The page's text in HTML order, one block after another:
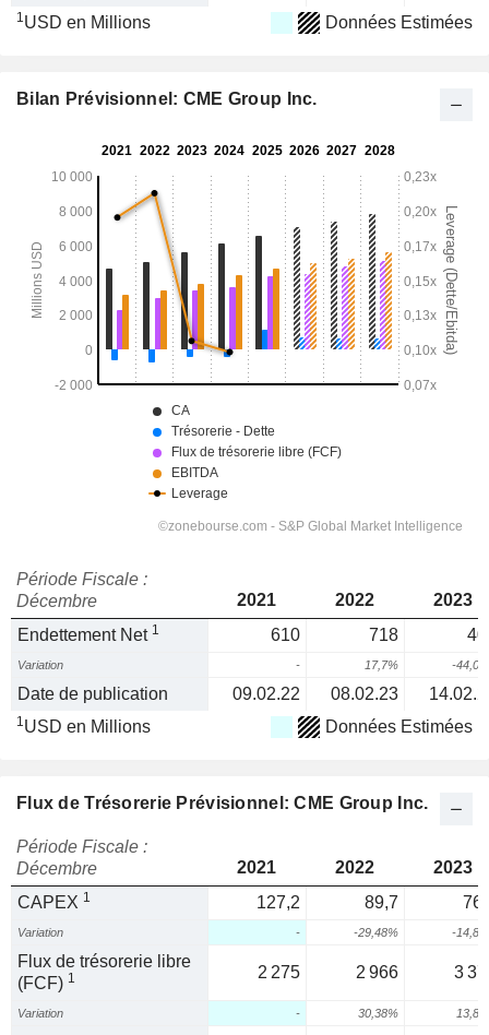
1USD en Millions Données Estimées
Bilan Prévisionnel: CME Group Inc.
Période Fiscale :
Décembre
2021 2022
2023
Endettement Net 1 610 718
Variation - 17,7% -
Date de publication 09.02.22 08.02.23
1USD en Millions Données Estimées
Flux de Trésorerie Prévisionnel: CME Group Inc.
Période Fiscale :
Décembre
2021 2022
2023
CAPEX 1 127,2 89,7
Variation - -29,48% -
Flux de trésorerie libre
(FCF) 1 2 275 2 966 3
Variation - 30,38%